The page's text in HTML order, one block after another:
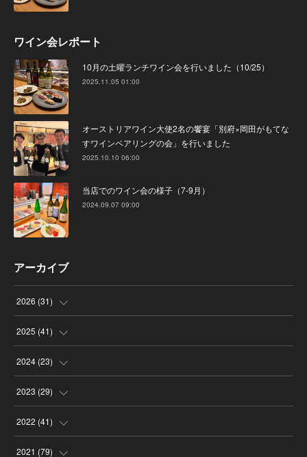
ワイン会レポート
10月の土曜ランチワイン会を行いました（10/25）
2025.11.05 01:00
オーストリアワイン大使2名の饗宴「別府×岡田がもてな
すワインペアリングの会」を行いました
2025.10.10 06:00
当店でのワイン会の様子（7-9月）
2024.09.07 09:00
アーカイブ
2026 (31)
(4
(8
(4
(2
2025 (41)
(4
(9
(6
(1
2024 (23)
(3
(2
(1
2023 (29)
(3
(3
2022 (41)
(6
2021 (79)